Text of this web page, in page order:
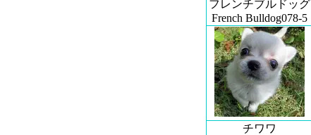
フレンチブルドッグ
French Bulldog078-5
チワワ